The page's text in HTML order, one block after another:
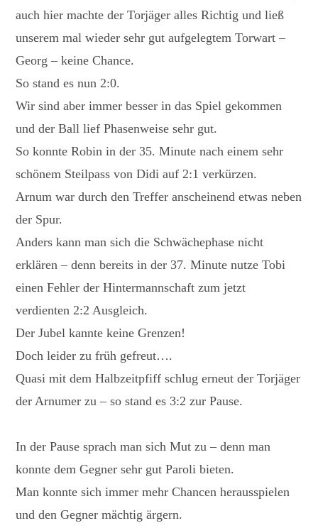
auch hier machte der Torjäger alles Richtig und ließ
unserem mal wieder sehr gut aufgelegtem Torwart –
Georg – keine Chance.
So stand es nun 2:0.
Wir sind aber immer besser in das Spiel gekommen
und der Ball lief Phasenweise sehr gut.
So konnte Robin in der 35. Minute nach einem sehr
schönem Steilpass von Didi auf 2:1 verkürzen.
Arnum war durch den Treffer anscheinend etwas neben
der Spur.
Anders kann man sich die Schwächephase nicht
erklären – denn bereits in der 37. Minute nutze Tobi
einen Fehler der Hintermannschaft zum jetzt
verdienten 2:2 Ausgleich.
Der Jubel kannte keine Grenzen!
Doch leider zu früh gefreut….
Quasi mit dem Halbzeitpfiff schlug erneut der Torjäger
der Arnumer zu – so stand es 3:2 zur Pause.
In der Pause sprach man sich Mut zu – denn man
konnte dem Gegner sehr gut Paroli bieten.
Man konnte sich immer mehr Chancen herausspielen
und den Gegner mächtig ärgern.